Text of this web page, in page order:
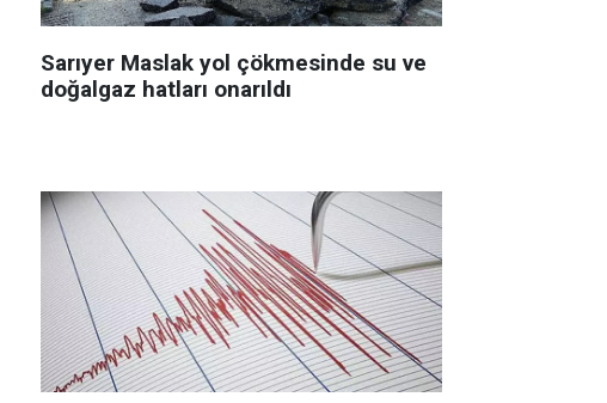
Sarıyer Maslak yol çökmesinde su ve
doğalgaz hatları onarıldı